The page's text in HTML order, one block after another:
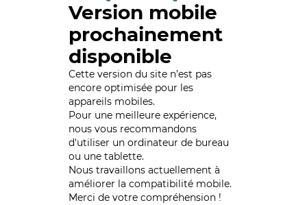
Version mobile
prochainement
disponible
Cette version du site n’est pas
encore optimisée pour les
appareils mobiles.
Pour une meilleure expérience,
nous vous recommandons
d'utiliser un ordinateur de bureau
ou une tablette.
Nous travaillons actuellement à
améliorer la compatibilité mobile.
Merci de votre compréhension !